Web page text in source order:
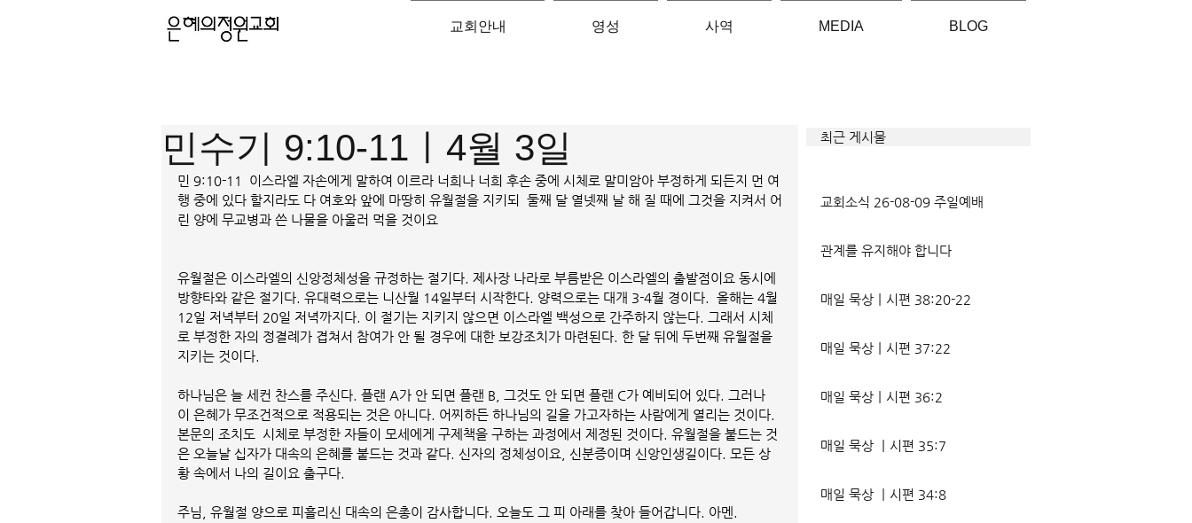
교회안내 영성 사역 MEDIA BLOG
최근 게시물
민수기 9:10-11ㅣ4월 3일
민 9:10-11  이스라엘 자손에게 말하여 이르라 너희나 너희 후손 중에 시체로 말미암아 부정하게 되든지 먼 여
행 중에 있다 할지라도 다 여호와 앞에 마땅히 유월절을 지키되  둘째 달 열넷째 날 해 질 때에 그것을 지켜서 어
린 양에 무교병과 쓴 나물을 아울러 먹을 것이요
유월절은 이스라엘의 신앙정체성을 규정하는 절기다. 제사장 나라로 부름받은 이스라엘의 출발점이요 동시에
방향타와 같은 절기다. 유대력으로는 니산월 14일부터 시작한다. 양력으로는 대개 3-4월 경이다.  올해는 4월
12일 저녁부터 20일 저녁까지다. 이 절기는 지키지 않으면 이스라엘 백성으로 간주하지 않는다. 그래서 시체
로 부정한 자의 정결례가 겹쳐서 참여가 안 될 경우에 대한 보강조치가 마련된다. 한 달 뒤에 두번째 유월절을
지키는 것이다.
하나님은 늘 세컨 찬스를 주신다. 플랜 A가 안 되면 플랜 B, 그것도 안 되면 플랜 C가 예비되어 있다. 그러나
이 은혜가 무조건적으로 적용되는 것은 아니다. 어찌하든 하나님의 길을 가고자하는 사람에게 열리는 것이다.
본문의 조치도  시체로 부정한 자들이 모세에게 구제책을 구하는 과정에서 제정된 것이다. 유월절을 붙드는 것
은 오늘날 십자가 대속의 은혜를 붙드는 것과 같다. 신자의 정체성이요, 신분증이며 신앙인생길이다. 모든 상
황 속에서 나의 길이요 출구다.
주님, 유월절 양으로 피흘리신 대속의 은총이 감사합니다. 오늘도 그 피 아래를 찾아 들어갑니다. 아멘.
교회소식 26-08-09 주일예배
관계를 유지해야 합니다
매일 묵상ㅣ시편 38:20-22
매일 묵상ㅣ시편 37:22
매일 묵상ㅣ시편 36:2
매일 묵상 ㅣ시편 35:7
매일 묵상 ㅣ시편 34:8